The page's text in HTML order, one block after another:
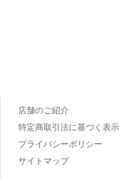
店舗のご紹介
特定商取引法に基づく表示
プライバシーポリシー
サイトマップ